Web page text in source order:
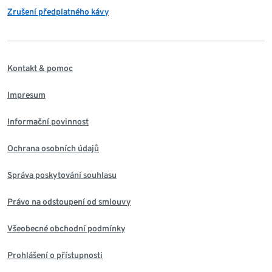
Zrušení předplatného kávy
Kontakt & pomoc
Impresum
Informační povinnost
Ochrana osobních údajů
Správa poskytování souhlasu
Právo na odstoupení od smlouvy
Všeobecné obchodní podmínky
Prohlášení o přístupnosti